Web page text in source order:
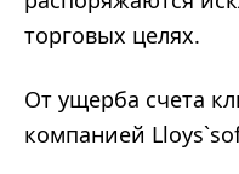
торговых целях.
От ущерба счета
компанией